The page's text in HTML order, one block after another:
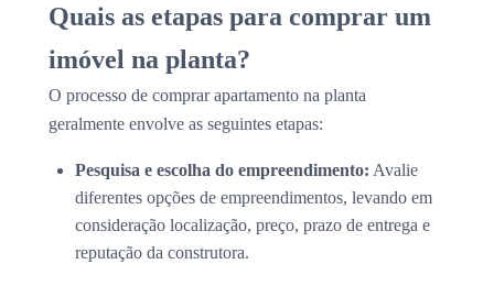
Quais as etapas para comprar um
imóvel na planta?
O processo de comprar apartamento na planta
geralmente envolve as seguintes etapas:
Pesquisa e escolha do empreendimento: Avalie
diferentes opções de empreendimentos, levando em
consideração localização, preço, prazo de entrega e
reputação da construtora.